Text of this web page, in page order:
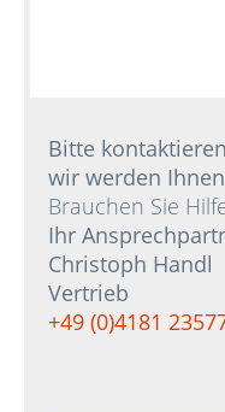
Bitte
wir werden
Brauchen Sie
Ihr
Christoph Handl
Vertrieb
+49 (0)4181